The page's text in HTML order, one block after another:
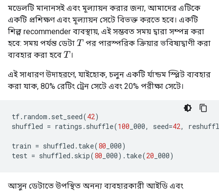
মডেলটি মানানসই এবং মূল্যায়ন করার জন্য, আমাদের এটিকে
একটি প্রশিক্ষণ এবং মূল্যায়ন সেটে বিভক্ত করতে হবে। একটি
শিল্প recommender ব্যবস্থায়, এই সম্ভবত সময় দ্বারা সম্পন্ন করা
হবে: সময় পর্যন্ত ডেটা T পর পারস্পরিক ক্রিয়ার ভবিষ্যদ্বাণী করা
ব্যবহার করা হবে T ।
এই সাধারণ উদাহরণে, যাইহোক, চলুন একটি র্যান্ডম স্প্লিট ব্যবহার
করা যাক, 80% রেটিং ট্রেন সেটে এবং 20% পরীক্ষা সেটে।
tf. random . set_seed(42)
shuffled = ratings . shuffle(100 _000, seed=42,
train = shuffled . take(80 _000)
test = shuffled . skip(80 _000). take(20 _000)
আসুন ডেটাতে উপস্থিত অনন্য ব্যবহারকারী আইডি এবং